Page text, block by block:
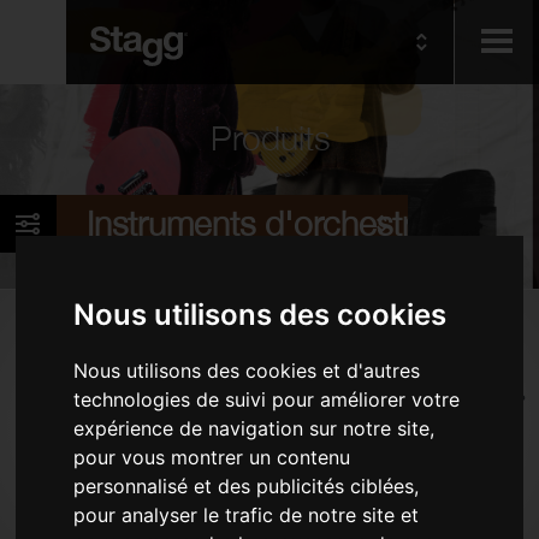
Nous utilisons des cookies
Nous utilisons des cookies et d'autres
technologies de suivi pour améliorer votre
expérience de navigation sur notre site,
pour vous montrer un contenu
personnalisé et des publicités ciblées,
pour analyser le trafic de notre site et
Kids
Lighting
Produits
Instruments d'orchestre
Produits
Instruments à vent - Bois
Instruments à vent - Cuivres
Instruments à vent divers
Instruments à cordes
Banquettes et tabourets de piano